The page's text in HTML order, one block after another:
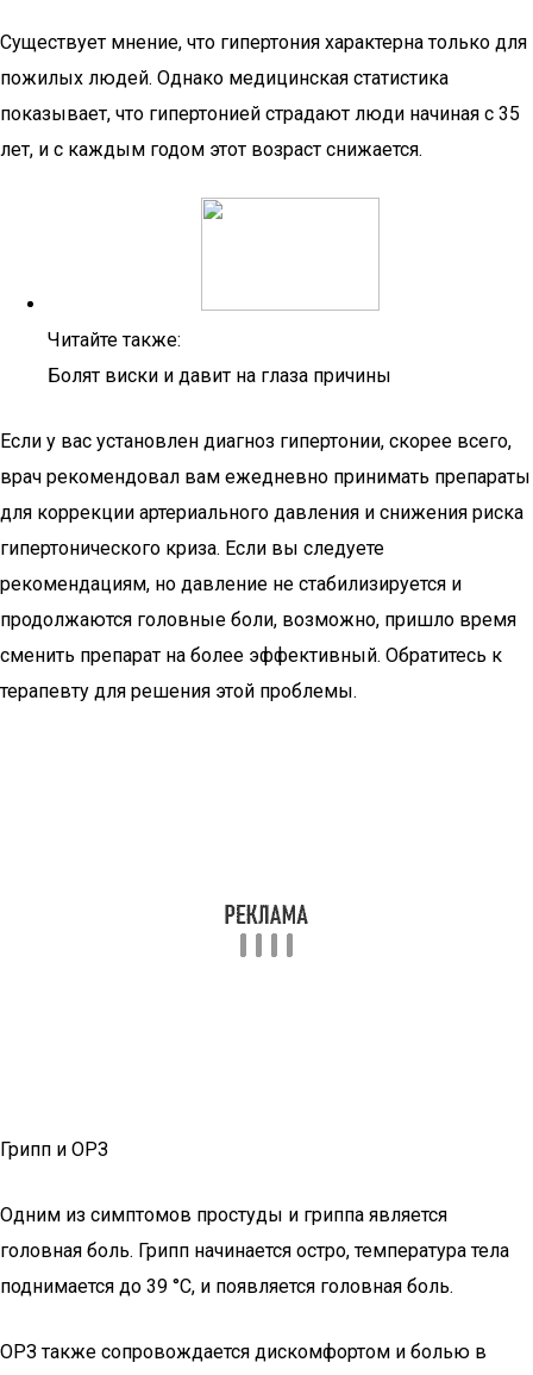
Существует мнение, что гипертония характерна только для
пожилых людей. Однако медицинская статистика
показывает, что гипертонией страдают люди начиная с 35
лет, и с каждым годом этот возраст снижается.
Читайте также:
Болят виски и давит на глаза причины
Если у вас установлен диагноз гипертонии, скорее всего,
врач рекомендовал вам ежедневно принимать препараты
для коррекции артериального давления и снижения риска
гипертонического криза. Если вы следуете
рекомендациям, но давление не стабилизируется и
продолжаются головные боли, возможно, пришло время
сменить препарат на более эффективный. Обратитесь к
терапевту для решения этой проблемы.
Грипп и ОРЗ
Одним из симптомов простуды и гриппа является
головная боль. Грипп начинается остро, температура тела
поднимается до 39 °C, и появляется головная боль.
ОРЗ также сопровождается дискомфортом и болью в